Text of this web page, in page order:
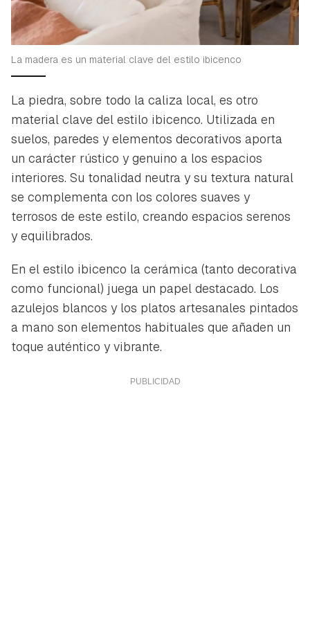
La madera es un material clave del estilo ibicenco
La piedra, sobre todo la caliza local, es otro
material clave del estilo ibicenco. Utilizada en
suelos, paredes y elementos decorativos aporta
un carácter rústico y genuino a los espacios
interiores. Su tonalidad neutra y su textura natural
se complementa con los colores suaves y
terrosos de este estilo, creando espacios serenos
y equilibrados.
En el estilo ibicenco la cerámica (tanto decorativa
como funcional) juega un papel destacado. Los
azulejos blancos y los platos artesanales pintados
a mano son elementos habituales que añaden un
toque auténtico y vibrante.